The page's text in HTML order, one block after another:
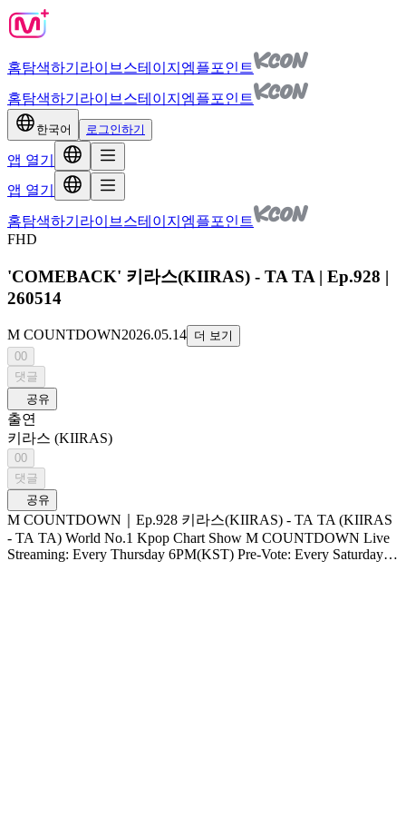
홈탐색하기 라이브 스테이지 엠플포인트
홈탐색하기 라이브 스테이지 엠플포인트
한국어 로그인하기
앱 열기
앱 열기
홈탐색하기 라이브 스테이지 엠플포인트
FHD
'COMEBACK' 키라스(KIIRAS) - TA TA | Ep.928 |
260514
M COUNTDOWN2026.05.14 더 보기
00
댓글
공유
출연
키라스 (KIIRAS)
00
댓글
공유
M COUNTDOWN｜Ep.928 키라스(KIIRAS) - TA TA (KIIRAS
- TA TA) World No.1 Kpop Chart Show M COUNTDOWN Live
Streaming: Every Thursday 6PM(KST) Pre-Vote: Every Saturday